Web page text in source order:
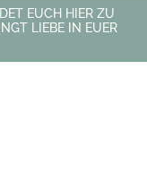
EUCH HIER ZU
LIEBE IN EUER